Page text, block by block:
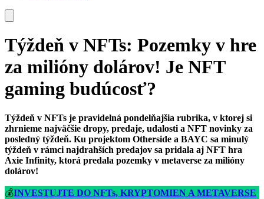
Týždeň v NFTs: Pozemky v hre
za milióny dolárov! Je NFT
gaming budúcosť?
Týždeň v NFTs je pravidelná pondelňajšia rubrika, v ktorej si
zhrnieme najväčšie dropy, predaje, udalosti a NFT novinky za
posledný týždeň. Ku projektom Otherside a BAYC sa minulý
týždeň v rámci najdrahších predajov sa pridala aj NFT hra
Axie Infinity, ktorá predala pozemky v metaverse za milióny
dolárov!
💰INVESTUJTE DO NFTs, KRYPTOMIEN A METAVERSE